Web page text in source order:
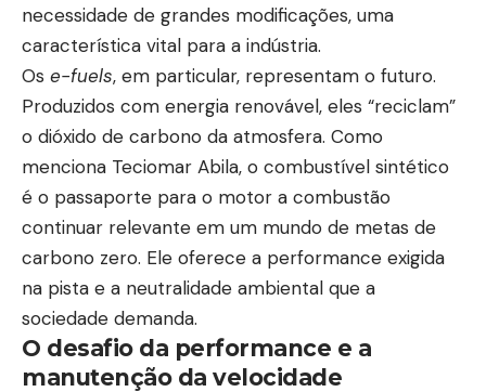
necessidade de grandes modificações, uma
característica vital para a indústria.
Os e-fuels, em particular, representam o futuro.
Produzidos com energia renovável, eles “reciclam”
o dióxido de carbono da atmosfera. Como
menciona Teciomar Abila, o combustível sintético
é o passaporte para o motor a combustão
continuar relevante em um mundo de metas de
carbono zero. Ele oferece a performance exigida
na pista e a neutralidade ambiental que a
sociedade demanda.
O desafio da performance e a
manutenção da velocidade